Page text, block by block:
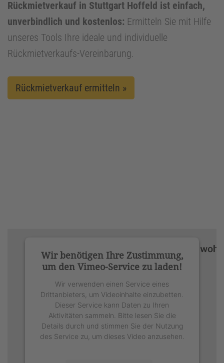
Rückmietverkauf in Stuttgart Hoffeld ist einfach,
unverbindlich und kostenlos: Ermitteln Sie mit Hilfe
unseres Tools Ihre ideale und individuelle
Rückmietverkaufs-Vereinbarung.
Rückmietverkauf ermitteln »
Wir benötigen Ihre Zustimmung,
um den Vimeo-Service zu laden!
Wir verwenden einen Service eines
Drittanbieters, um Videoinhalte einzubetten.
Dieser Service kann Daten zu Ihren
Aktivitäten sammeln. Bitte lesen Sie die
Details durch und stimmen Sie der Nutzung
des Service zu, um dieses Video anzusehen.